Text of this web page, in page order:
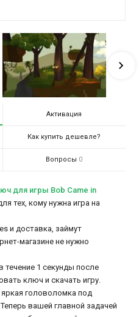
Активация
Как купить дешевле?
Вопросы 0
для игры Bob Came in
тех, кому нужна игра на
и доставка, займут
магазине не нужно
1 секунды после
ключ и скачать игру.
головоломка под
Теперь вашей главной задачей